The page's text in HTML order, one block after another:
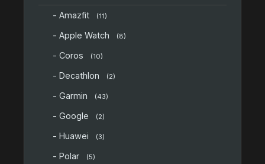
- Amazfit (11)
- Apple Watch (8)
- Coros (10)
- Decathlon (2)
- Garmin (43)
- Google (2)
- Huawei (3)
- Polar (5)